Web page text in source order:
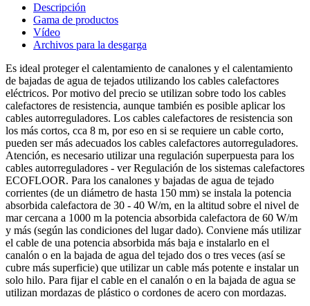
Descripción
Gama de productos
Vídeo
Archivos para la desgarga
Es ideal proteger el calentamiento de canalones y el calentamiento
de bajadas de agua de tejados utilizando los cables calefactores
eléctricos. Por motivo del precio se utilizan sobre todo los cables
calefactores de resistencia, aunque también es posible aplicar los
cables autorreguladores. Los cables calefactores de resistencia son
los más cortos, cca 8 m, por eso en si se requiere un cable corto,
pueden ser más adecuados los cables calefactores autorreguladores.
Atención, es necesario utilizar una regulación superpuesta para los
cables autorreguladores - ver Regulación de los sistemas calefactores
ECOFLOOR. Para los canalones y bajadas de agua de tejado
corrientes (de un diámetro de hasta 150 mm) se instala la potencia
absorbida calefactora de 30 - 40 W/m, en la altitud sobre el nivel de
mar cercana a 1000 m la potencia absorbida calefactora de 60 W/m
y más (según las condiciones del lugar dado). Conviene más utilizar
el cable de una potencia absorbida más baja e instalarlo en el
canalón o en la bajada de agua del tejado dos o tres veces (así se
cubre más superficie) que utilizar un cable más potente e instalar un
solo hilo. Para fijar el cable en el canalón o en la bajada de agua se
utilizan mordazas de plástico o cordones de acero con mordazas.